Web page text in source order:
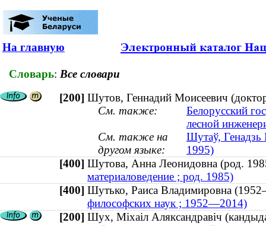
На главную
Словарь: Все словари
[200] Шутов, Геннадий Моисеевич
См. также:
Белорусский
лесной
См. также на
другом языке:
Шутаў, Генадзь
1995)
[400] Шутова, Анна Леонидовна (род.
материаловедение ; род. 1985)
[400] Шутько, Раиса Владимировна
философских наук ; 1952—2014)
[200] Шух, Міхаіл Аляксандравіч